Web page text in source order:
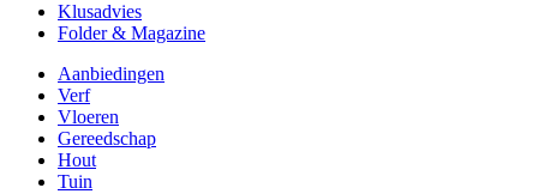
Klusadvies
Folder & Magazine
Aanbiedingen
Verf
Vloeren
Gereedschap
Hout
Tuin